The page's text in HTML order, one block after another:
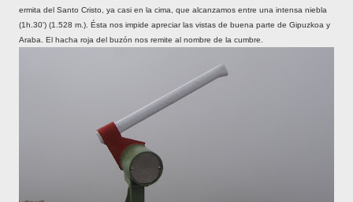
ermita del Santo Cristo, ya casi en la cima, que alcanzamos entre una intensa niebla
(1h.30') (1.528 m.). Ésta nos impide apreciar las vistas de buena parte de Gipuzkoa y
Araba. El hacha roja del buzón nos remite al nombre de la cumbre.